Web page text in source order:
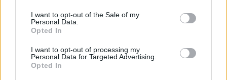
I want to opt-out of the Sale of my
Personal Data.
Opted In
I want to opt-out of processing my
Personal Data for Targeted Advertising.
Opted In